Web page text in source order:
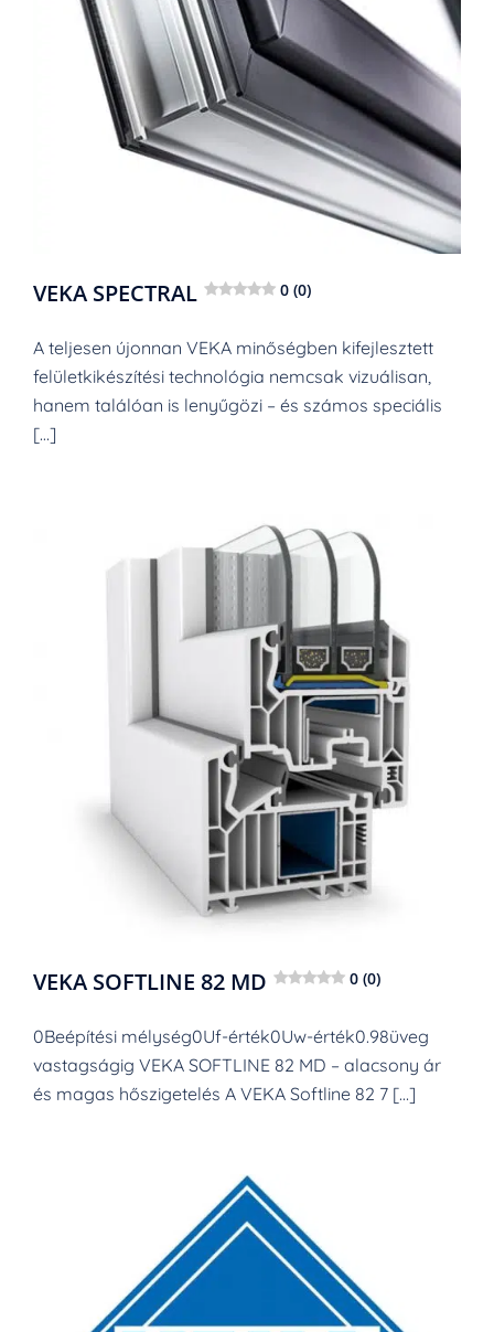
VEKA SPECTRAL 0 (0)
A teljesen újonnan VEKA minőségben kifejlesztett
felületkikészítési technológia nemcsak vizuálisan,
hanem találóan is lenyűgözi – és számos speciális
[…]
VEKA SOFTLINE 82 MD 0 (0)
0Beépítési mélység0Uf-érték0Uw-érték0.98üveg
vastagságig VEKA SOFTLINE 82 MD – alacsony ár
és magas hőszigetelés A VEKA Softline 82 7 […]